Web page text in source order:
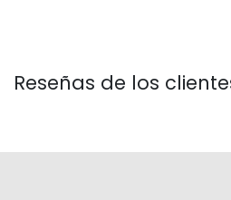
Reseñas de los